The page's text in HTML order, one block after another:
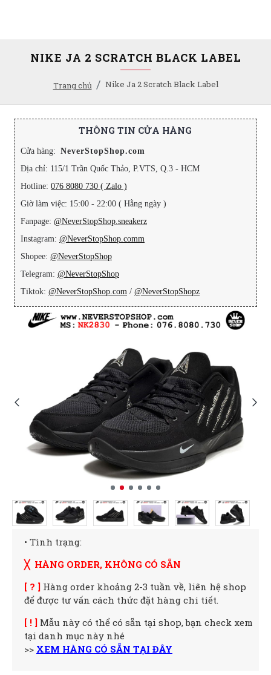
Trang chủ Nike Ja 2 Scratch Black Label
NIKE JA 2 SCRATCH BLACK LABEL
THÔNG TIN CỬA HÀNG
Cửa hàng: NeverStopShop.com
Địa chỉ: 115/1 Trần Quốc Thảo, P.VTS, Q.3 - HCM
Hotline: 076 8080 730 ( Zalo )
Giờ làm việc: 15:00 - 22:00 ( Hằng ngày )
Fanpage: @NeverStopShop.sneakerz
Instagram: @NeverStopShop.comm
Shopee: @NeverStopShop
Telegram: @NeverStopShop
Tiktok: @NeverStopShop.com / @NeverStopShopz
• Tình trạng:
╳ HÀNG ORDER, KHÔNG CÓ SẴN
[ ? ] Hàng order khoảng 2-3 tuần về, liên hệ shop
để được tư vấn cách thức đặt hàng chi tiết.
[ ! ] Mẫu này có thể có sẵn tại shop, bạn check xem
tại danh mục này nhé
>> XEM HÀNG CÓ SẴN TẠI ĐÂY